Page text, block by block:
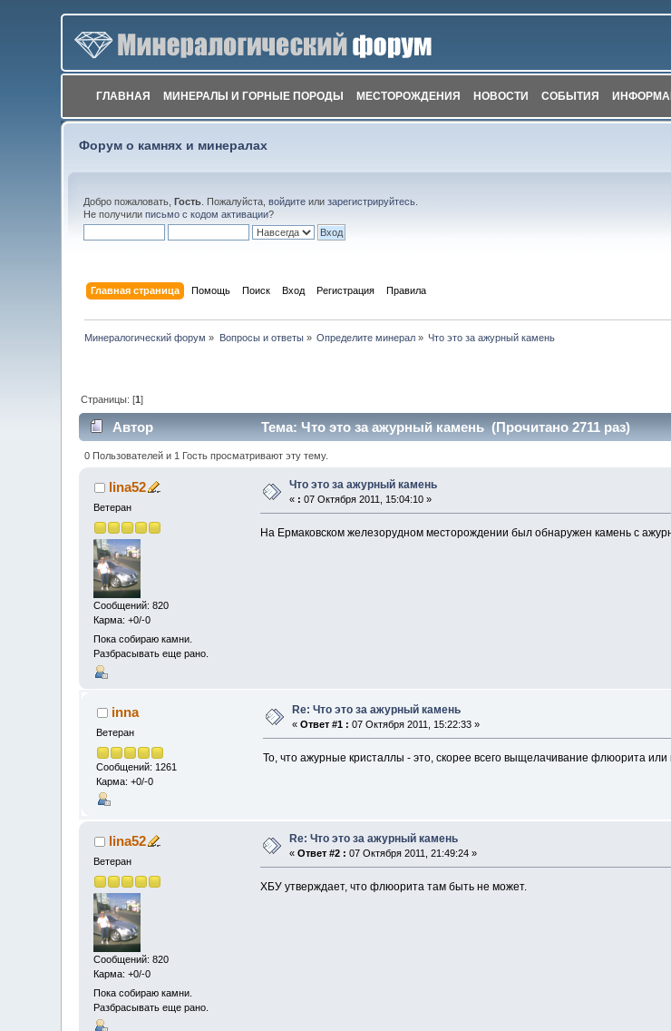
ГЛАВНАЯ МИНЕРАЛЫ И ГОРНЫЕ ПОРОДЫ МЕСТОРОЖДЕНИЯ НОВОСТИ СОБЫТИЯ
Форум о камнях и минералах
Добро пожаловать,Гость . Пожалуйста,войдите илизарегистрируйтесь
Не получилиписьмо с кодом активации?
Главная страница Помощь Поиск Вход Регистрация Правила
Минералогический форум » Вопросы и ответы» Определите минерал » Что это за ажурный камень
Страницы: [1]
Автор Тема: Что это за ажурный камень (Прочитано 2711 раз)
0 Пользователей и 1 Гость просматривают эту тему.
lina52
Ветеран
Сообщений: 820
Карма: +0/-0
Пока собираю камни.
Разбрасывать еще рано.
Что это за ажурный камень
« : 07 Октября 2011, 15:04:10 »
На Ермаковском железорудном месторождении был обнаружен камень с
inna
Ветеран
Сообщений: 1261
Карма: +0/-0
Re: Что это за ажурный камень
«Ответ #1 : 07 Октября 2011, 15:22:33 »
То, что ажурные кристаллы - это, скорее всего выщелачивание флюорита или
lina52
Ветеран
Сообщений: 820
Карма: +0/-0
Пока собираю камни.
Разбрасывать еще рано.
Re: Что это за ажурный камень
«Ответ #2 : 07 Октября 2011, 21:49:24 »
ХБУ утверждает, что флюорита там быть не может.